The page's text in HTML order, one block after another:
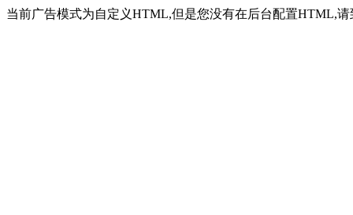
当前广告模式为自定义HTML,但是您没有在后台配置HTML,